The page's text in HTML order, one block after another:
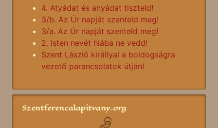
4. Atyádat és anyádat tiszteld!
3/b. Az Úr napját szenteld meg!
3/a. Az Úr napját szenteld meg!
2. Isten nevét hiába ne vedd!
Szent László királlyal a boldogságra
vezető parancsolatok útján!
Szentferencalapitvany.org